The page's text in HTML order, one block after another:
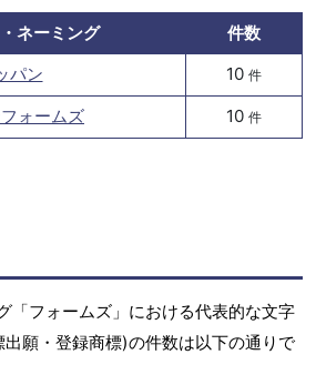
ネーミング
件数
パン
10 件
ォームズ 10 件
「フォームズ」における代表的な文字
願・登録商標)の件数は以下の通りで